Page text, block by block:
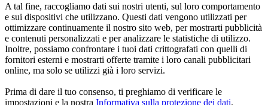
A tal fine, raccogliamo dati sui nostri utenti, sul loro comportamento
e sui dispositivi che utilizzano. Questi dati vengono utilizzati per
ottimizzare continuamente il nostro sito web, per mostrarti pubblicità
e contenuti personalizzati e per analizzare le statistiche di utilizzo.
Inoltre, possiamo confrontare i tuoi dati crittografati con quelli di
fornitori esterni e mostrarti offerte tramite i loro canali pubblicitari
online, ma solo se utilizzi già i loro servizi.
Prima di dare il tuo consenso, ti preghiamo di verificare le
impostazioni e la nostra Informativa sulla protezione dei dati.